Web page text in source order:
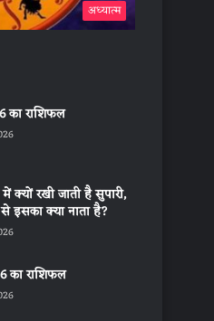
अध्यात्म
का राशिफल
क्यों रखी जाती है सुपारी,
इसका क्या नाता है?
का राशिफल